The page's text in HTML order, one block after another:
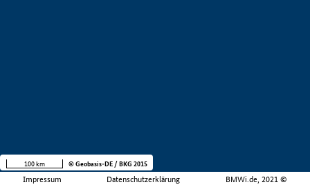
Impressum Datenschutzerklärung BMWi.de, 2021 ©
100 km © Geobasis-DE / BKG 2015